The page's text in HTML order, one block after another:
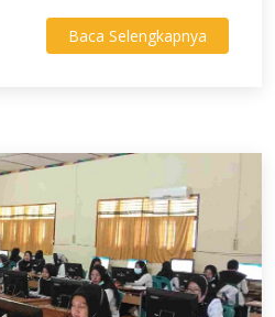
Baca Selengkapnya